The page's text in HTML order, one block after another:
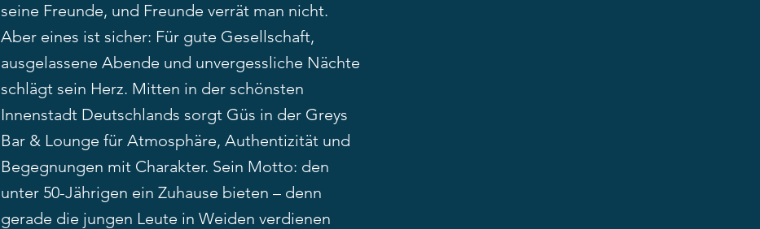
seine Freunde, und Freunde verrät man nicht.
Aber eines ist sicher: Für gute Gesellschaft,
ausgelassene Abende und unvergessliche Nächte
schlägt sein Herz. Mitten in der schönsten
Innenstadt Deutschlands sorgt Güs in der Greys
Bar & Lounge für Atmosphäre, Authentizität und
Begegnungen mit Charakter. Sein Motto: den
unter 50-Jährigen ein Zuhause bieten – denn
gerade die jungen Leute in Weiden verdienen